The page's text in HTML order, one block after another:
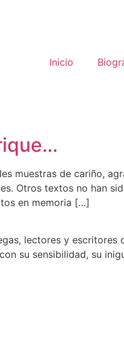
Inicio
muestras de cariño,
Otros textos no han
en memoria […]
lectores y
su sensibilidad, su